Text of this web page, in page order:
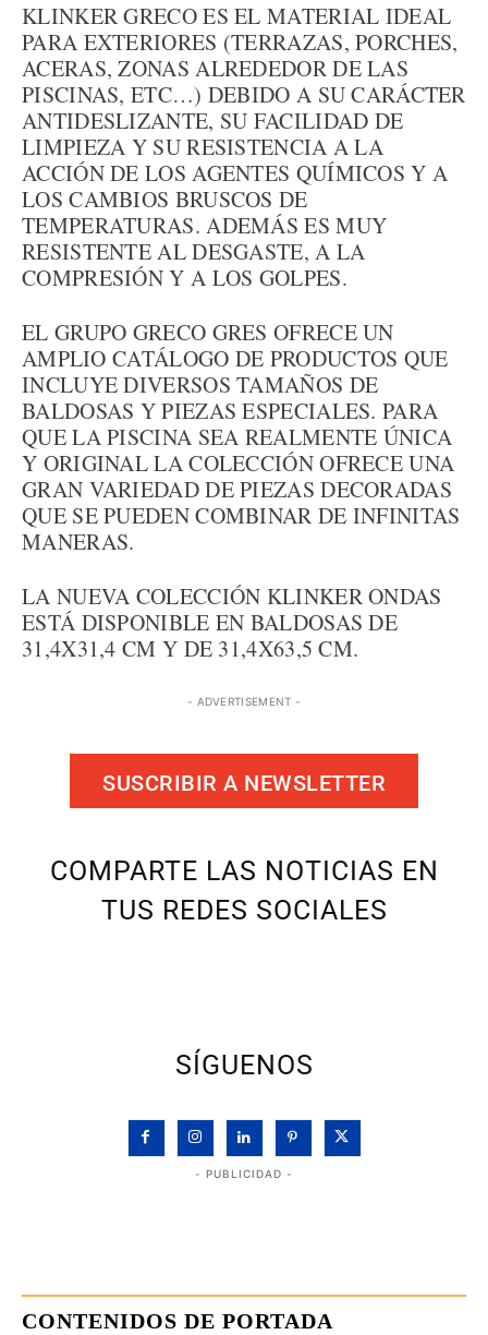
KLINKER GRECO ES EL MATERIAL IDEAL
PARA EXTERIORES (TERRAZAS, PORCHES,
ACERAS, ZONAS ALREDEDOR DE LAS
PISCINAS, ETC…) DEBIDO A SU CARÁCTER
ANTIDESLIZANTE, SU FACILIDAD DE
LIMPIEZA Y SU RESISTENCIA A LA
ACCIÓN DE LOS AGENTES QUÍMICOS Y A
LOS CAMBIOS BRUSCOS DE
TEMPERATURAS. ADEMÁS ES MUY
RESISTENTE AL DESGASTE, A LA
COMPRESIÓN Y A LOS GOLPES.
EL GRUPO GRECO GRES OFRECE UN
AMPLIO CATÁLOGO DE PRODUCTOS QUE
INCLUYE DIVERSOS TAMAÑOS DE
BALDOSAS Y PIEZAS ESPECIALES. PARA
QUE LA PISCINA SEA REALMENTE ÚNICA
Y ORIGINAL LA COLECCIÓN OFRECE UNA
GRAN VARIEDAD DE PIEZAS DECORADAS
QUE SE PUEDEN COMBINAR DE INFINITAS
MANERAS.
LA NUEVA COLECCIÓN KLINKER ONDAS
ESTÁ DISPONIBLE EN BALDOSAS DE
31,4X31,4 CM Y DE 31,4X63,5 CM.
- ADVERTISEMENT -
SUSCRIBIR A NEWSLETTER
COMPARTE LAS NOTICIAS EN
TUS REDES SOCIALES
SÍGUENOS
- PUBLICIDAD -
CONTENIDOS DE PORTADA